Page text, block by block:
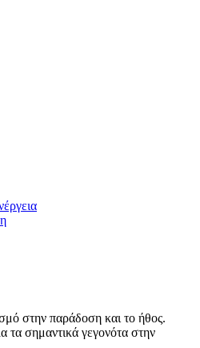
στην παράδοση και το ήθος.
τα σημαντικά γεγονότα στην